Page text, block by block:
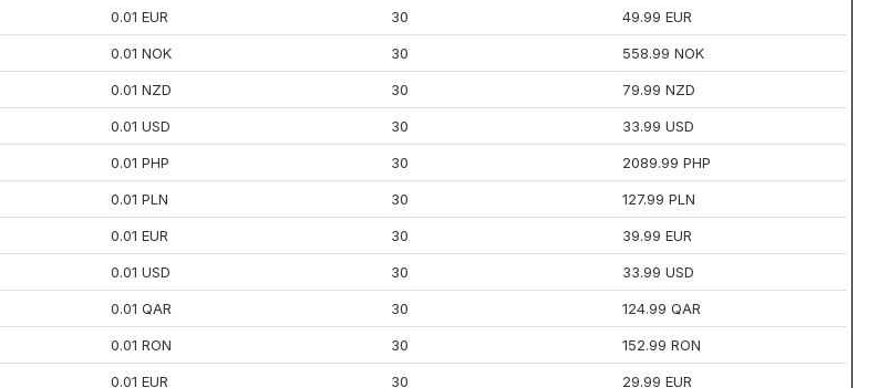
0.01 EUR 30 49.99 EUR
0.01 NOK 30 558.99 NOK
0.01 NZD 30 79.99 NZD
0.01 USD 30 33.99 USD
0.01 PHP 30 2089.99 PHP
0.01 PLN 30 127.99 PLN
0.01 EUR 30 39.99 EUR
0.01 USD 30 33.99 USD
0.01 QAR 30 124.99 QAR
0.01 RON 30 152.99 RON
0.01 EUR 30 29.99 EUR